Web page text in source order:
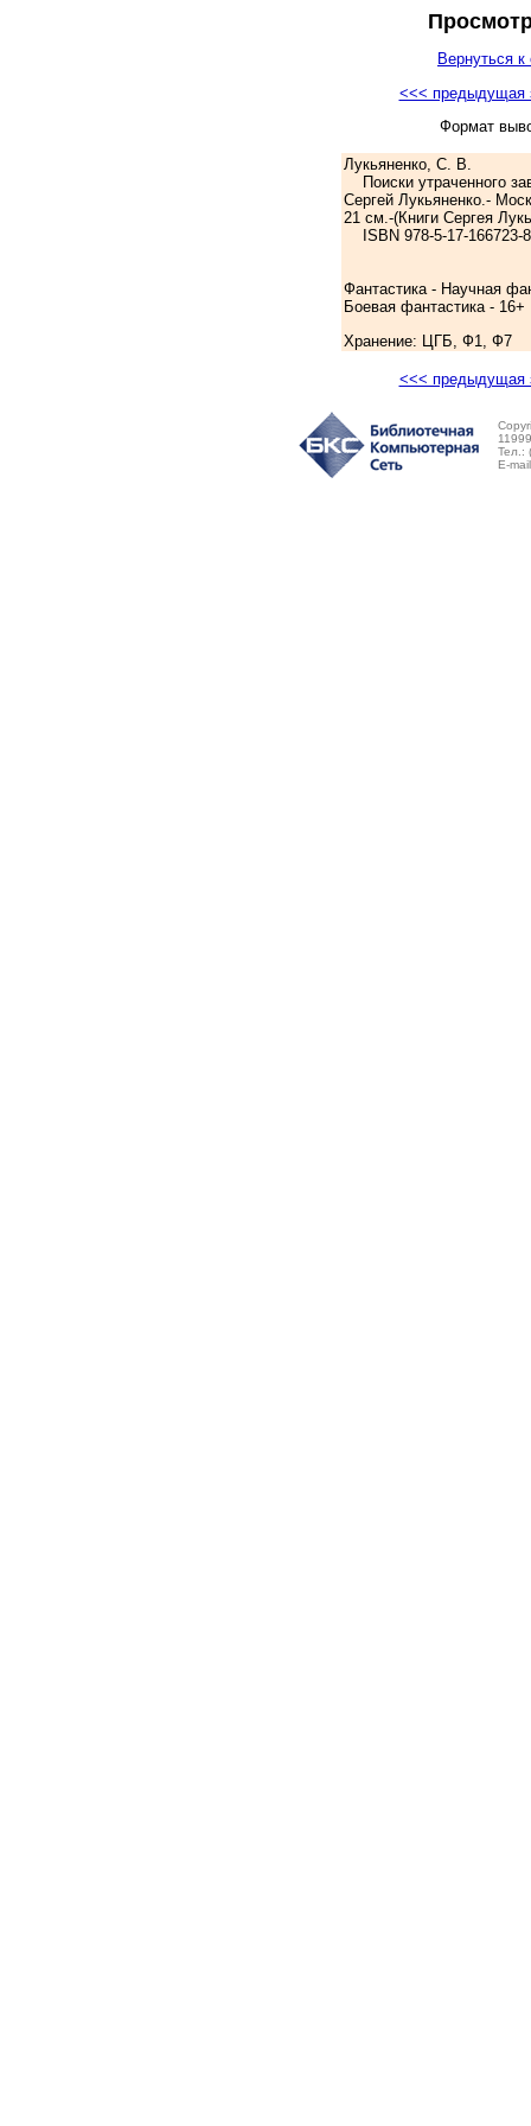
Вернуться к
<<< предыдущая
Формат
Лукьяненко, С. В.
Поиски утраченного
Сергей Лукьяненко.-
21 см.-(Книги Сергея
ISBN 978-5-17-166723-
Фантастика - Научная
Боевая фантастика - 16+
Хранение: ЦГБ, Ф1, Ф7
<<< предыдущая
Тел.:
E-